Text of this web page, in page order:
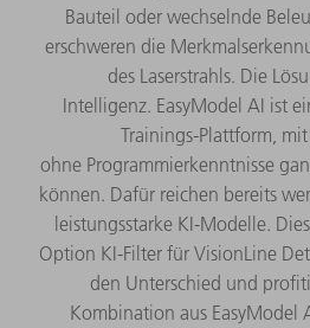
Bauteil oder wechselnde
erschweren die
des Laserstrahls.​ Die
Intelligenz. EasyModel AI ist
Trainings-Plattform,
ohne Programmierkenntnisse
können. Dafür reichen bereits
leistungsstarke KI-Modelle.
Option KI-Filter für VisionLine
den Unterschied und
Kombination aus EasyModel